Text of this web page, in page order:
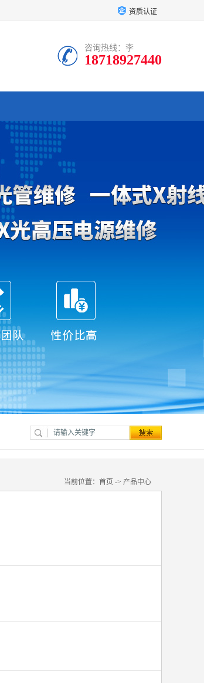
资质认证
咨询热线：李
18718927440
当前位置： 首页 -> 产品中心